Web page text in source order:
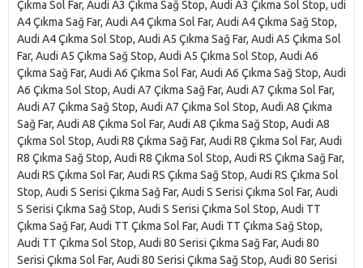
Çıkma Sol Far, Audi A3 Çıkma Sağ Stop, Audi A3 Çıkma Sol Stop, udi
A4 Çıkma Sağ Far, Audi A4 Çıkma Sol Far, Audi A4 Çıkma Sağ Stop,
Audi A4 Çıkma Sol Stop, Audi A5 Çıkma Sağ Far, Audi A5 Çıkma Sol
Far, Audi A5 Çıkma Sağ Stop, Audi A5 Çıkma Sol Stop, Audi A6
Çıkma Sağ Far, Audi A6 Çıkma Sol Far, Audi A6 Çıkma Sağ Stop, Audi
A6 Çıkma Sol Stop, Audi A7 Çıkma Sağ Far, Audi A7 Çıkma Sol Far,
Audi A7 Çıkma Sağ Stop, Audi A7 Çıkma Sol Stop, Audi A8 Çıkma
Sağ Far, Audi A8 Çıkma Sol Far, Audi A8 Çıkma Sağ Stop, Audi A8
Çıkma Sol Stop, Audi R8 Çıkma Sağ Far, Audi R8 Çıkma Sol Far, Audi
R8 Çıkma Sağ Stop, Audi R8 Çıkma Sol Stop, Audi RS Çıkma Sağ Far,
Audi RS Çıkma Sol Far, Audi RS Çıkma Sağ Stop, Audi RS Çıkma Sol
Stop, Audi S Serisi Çıkma Sağ Far, Audi S Serisi Çıkma Sol Far, Audi
S Serisi Çıkma Sağ Stop, Audi S Serisi Çıkma Sol Stop, Audi TT
Çıkma Sağ Far, Audi TT Çıkma Sol Far, Audi TT Çıkma Sağ Stop,
Audi TT Çıkma Sol Stop, Audi 80 Serisi Çıkma Sağ Far, Audi 80
Serisi Çıkma Sol Far, Audi 80 Serisi Çıkma Sağ Stop, Audi 80 Serisi